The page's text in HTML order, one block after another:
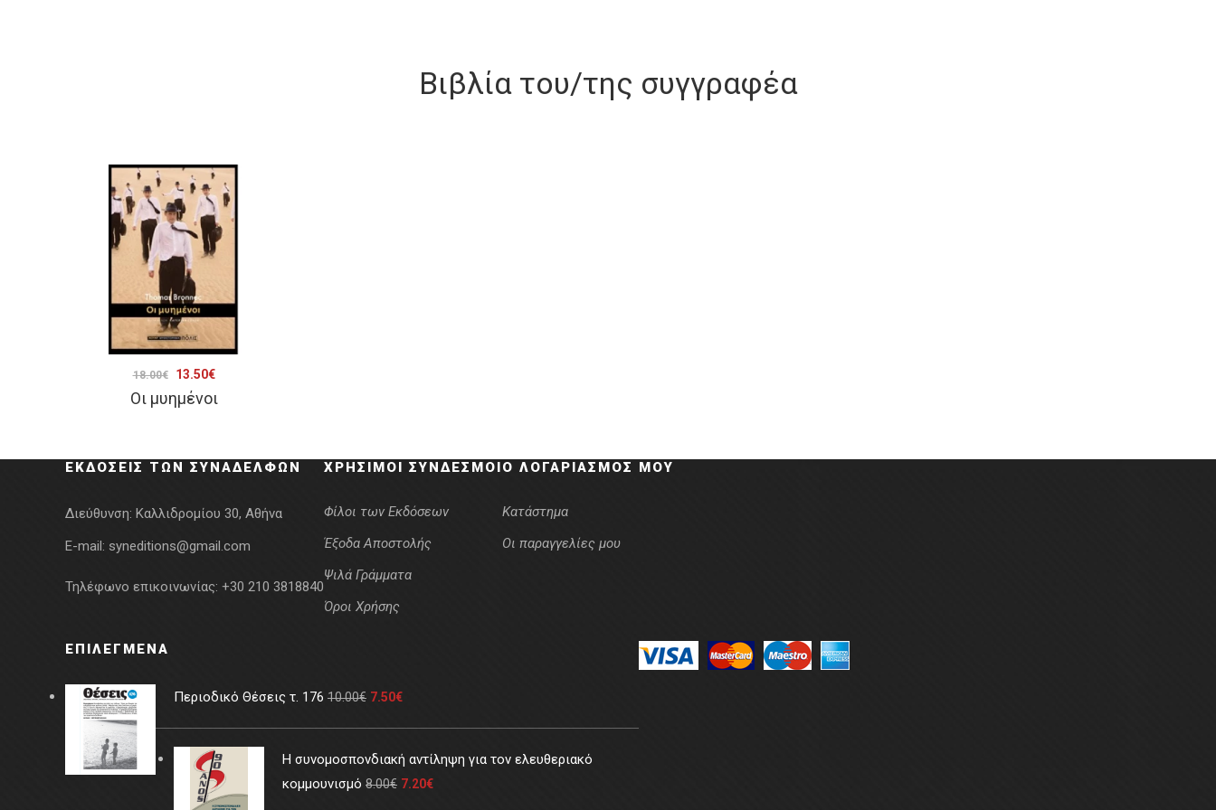
Βιβλία του/της συγγραφέα
Οι μυημένοι
18.00€
Original
price
13.50€Η
τρέχουσα
13.50€.
ΕΚΔΌΣΕΙΣ ΤΩΝ ΣΥΝΑΔΈΛΦΩΝ
Διεύθυνση: Καλλιδρομίου 30, Αθήνα
E-mail: syneditions@gmail.com
Τηλέφωνο επικοινωνίας: +30 210 3818840
ΧΡΉΣΙΜΟΙ ΣΎΝΔΕΣΜΟΙ
Φίλοι των Εκδόσεων
Έξοδα Αποστολής
Ψιλά Γράμματα
Όροι Χρήσης
Ο ΛΟΓΑΡΙΑΣΜΌΣ ΜΟΥ
Κατάστημα
Οι παραγγελίες μου
ΕΠΙΛΕΓΜΈΝΑ
Περιοδικό Θέσεις τ. 176 10.00€ 7.50€
Η συνομοσπονδιακή αντίληψη για τον ελευθεριακό
κομμουνισμό 8.00€ 7.20€